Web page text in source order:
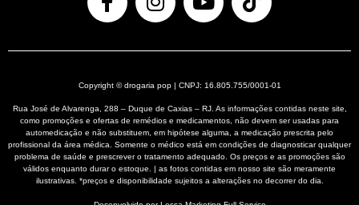
Copyright © drogaria pop | CNPJ: 16.805.755/0001-01
Rua José de Alvarenga, 288 – Duque de Caxias – RJ. As informações contidas neste site,
como promoções e ofertas de remédios e medicamentos, não devem ser usadas para
automedicação e não substituem, em hipótese alguma, a medicação prescrita pelo
profissional da área médica. Somente o médico está em condições de diagnosticar qualquer
problema de saúde e prescrever o tratamento adequado. Os preços e as promoções são
válidos enquanto durar o estoque. | as fotos contidas em nosso site são meramente
ilustrativas. *preços e disponibilidade sujeitos a alterações no decorrer do dia.